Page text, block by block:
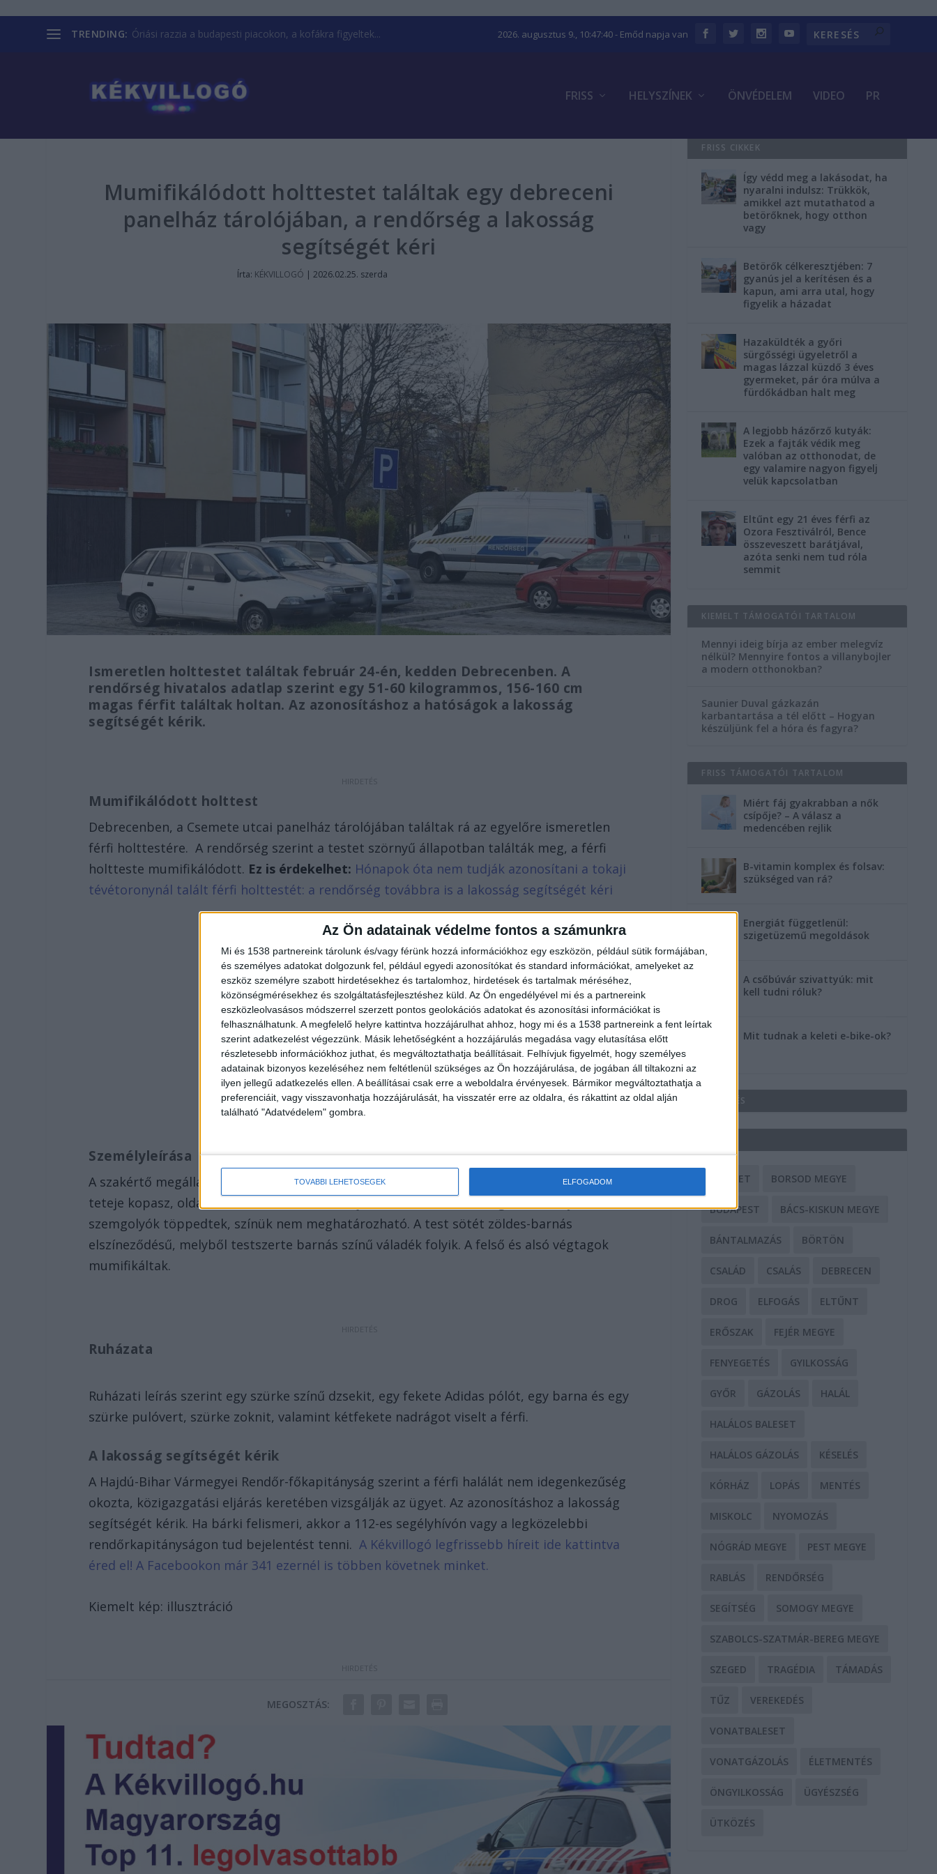
Az Ön adatainak védelme fontos a számunkra
Mi és 1538 partnereink tárolunk és/vagy férünk hozzá információkhoz egy eszközön, például sütik formájában,
és személyes adatokat dolgozunk fel, például egyedi azonosítókat és standard információkat, amelyeket az
eszköz személyre szabott hirdetésekhez és tartalomhoz, hirdetések és tartalmak méréséhez,
közönségmérésekhez és szolgáltatásfejlesztéshez küld. Az Ön engedélyével mi és a partnereink
eszközleolvasásos módszerrel szerzett pontos geolokációs adatokat és azonosítási információkat is
felhasználhatunk. A megfelelő helyre kattintva hozzájárulhat ahhoz, hogy mi és a 1538 partnereink a fent leírtak
szerint adatkezelést végezzünk. Másik lehetőségként a hozzájárulás megadása vagy elutasítása előtt
részletesebb információkhoz juthat, és megváltoztathatja beállításait. Felhívjuk figyelmét, hogy személyes
adatainak bizonyos kezeléséhez nem feltétlenül szükséges az Ön hozzájárulása, de jogában áll tiltakozni az
ilyen jellegű adatkezelés ellen. A beállításai csak erre a weboldalra érvényesek. Bármikor megváltoztathatja a
preferenciáit, vagy visszavonhatja hozzájárulását, ha visszatér erre az oldalra, és rákattint az oldal alján
található "Adatvédelem" gombra.
TOVÁBBI LEHETŐSÉGEK ELFOGADOM
TRENDING: Óriási razzia a budapesti piacokon, a kofákra figyeltek... 2026. augusztus 9., 10:47:41- Emőd napja van
FRISS HELYSZÍNEK ÖNVÉDELEM VIDEO PR
Mumifikálódott holttestet találtak egy debreceni
panelház tárolójában, a rendőrség a lakosság
segítségét kéri
Írta: KÉKVILLOGÓ |2026.02.25. szerda
Ismeretlen holttestet találtak február 24-én, kedden Debrecenben. A
rendőrség hivatalos adatlap szerint egy 51-60 kilogrammos, 156-160 cm
magas férfit találtak holtan. Az azonosításhoz a hatóságok a lakosság
segítségét kérik.
Mumifikálódott holttest
Debrecenben, a Csemete utcai panelház tárolójában találtak rá az egyelőre ismeretlen
férfi holttestére. A rendőrség szerint a testet szörnyű állapotban találták meg, a férfi
holtteste mumifikálódott. Ez is érdekelhet: Hónapok óta nem tudják azonosítani a tokaji
tévétoronynál talált férfi holttestét: a rendőrség továbbra is a lakosság segítségét kéri
Személyleírása
A szakértő megállapította, hogy halál beálltának időpontja 1 hónapon túli lehet. Feje
teteje kopasz, oldalt 4-7 cm közötti őszes haj, csomókban foszló. Fogazata hiányos, a
szemgolyók töppedtek, színük nem meghatározható. A test sötét zöldes-barnás
elszíneződésű, melyből testszerte barnás színű váladék folyik. A felső és alsó végtagok
mumifikáltak.
Ruházata
Ruházati leírás szerint egy szürke színű dzsekit, egy fekete Adidas pólót, egy barna és egy
szürke pulóvert, szürke zoknit, valamint kétfekete nadrágot viselt a férfi.
A lakosság segítségét kérik
A Hajdú-Bihar Vármegyei Rendőr-főkapitányság szerint a férfi halálát nem idegenkezűség
okozta, közigazgatási eljárás keretében vizsgálják az ügyet. Az azonosításhoz a lakosság
segítségét kérik. Ha bárki felismeri, akkor a 112-es segélyhívón vagy a legközelebbi
rendőrkapitányságon tud bejelentést tenni.A Kékvillogó legfrissebb híreit ide kattintva
éred el! A Facebookon már 341 ezernél is többen követnek minket.
Kiemelt kép: illusztráció
MEGOSZTÁS:
FRISS CIKKEK
Így védd meg a lakásodat, ha
nyaralni indulsz: Trükkök,
amikkel azt mutathatod a
betörőknek, hogy otthon
vagy
Betörők célkeresztjében: 7
gyanús jel a kerítésen és a
kapun, ami arra utal, hogy
figyelik a házadat
Hazaküldték a győri
sürgősségi ügyeletről a
magas lázzal küzdő 3 éves
gyermeket, pár óra múlva a
fürdőkádban halt meg
A legjobb házőrző kutyák:
Ezek a fajták védik meg
valóban az otthonodat, de
egy valamire nagyon figyelj
velük kapcsolatban
Eltűnt egy 21 éves férfi az
Ozora Fesztiválról, Bence
összeveszett barátjával,
azóta senki nem tud róla
semmit
KIEMELT TÁMOGATÓI TARTALOM
Mennyi ideig bírja az ember melegvíz
nélkül? Mennyire fontos a villanybojler
a modern otthonokban?
Saunier Duval gázkazán
karbantartása a tél előtt – Hogyan
készüljünk fel a hóra és fagyra?
FRISS TÁMOGATÓI TARTALOM
Miért fáj gyakrabban a nők
csípője? – A válasz a
medencében rejlik
B-vitamin komplex és folsav:
szükséged van rá?
Energiát függetlenül:
szigetüzemű megoldások
A csőbúvár szivattyúk: mit
kell tudni róluk?
Mit tudnak a keleti e-bike-ok?
HIRDETÉS
BALESET BORSOD MEGYE
BUDAPEST BÁCS-KISKUN MEGYE
BÁNTALMAZÁS BÖRTÖN
CSALÁD CSALÁS DEBRECEN
DROG ELFOGÁS ELTŰNT
ERŐSZAK FEJÉR MEGYE
FENYEGETÉS GYILKOSSÁG
GYŐR GÁZOLÁS HALÁL
HALÁLOS BALESET
HALÁLOS GÁZOLÁS KÉSELÉS
KÓRHÁZ LOPÁS MENTÉS
MISKOLC NYOMOZÁS
NÓGRÁD MEGYE PEST MEGYE
RABLÁS RENDŐRSÉG
SEGÍTSÉG SOMOGY MEGYE
SZABOLCS-SZATMÁR-BEREG MEGYE
SZEGED TRAGÉDIA TÁMADÁS
TŰZ VEREKEDÉS
VONATBALESET
VONATGÁZOLÁS ÉLETMENTÉS
ÖNGYILKOSSÁG ÜGYÉSZSÉG
ÜTKÖZÉS